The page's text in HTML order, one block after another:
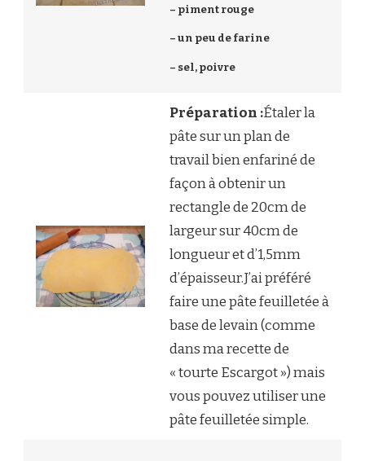
– piment rouge
– un peu de farine
– sel, poivre
Préparation :Étaler la
pâte sur un plan de
travail bien enfariné de
façon à obtenir un
rectangle de 20cm de
largeur sur 40cm de
longueur et d’1,5mm
d’épaisseur.J’ai préféré
faire une pâte feuilletée à
base de levain (comme
dans ma recette de
« tourte Escargot ») mais
vous pouvez utiliser une
pâte feuilletée simple.